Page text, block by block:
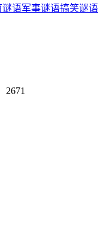
谜语军事谜语搞笑谜语
2671